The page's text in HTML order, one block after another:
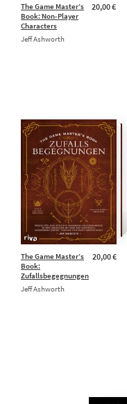
20,00 €
The Game Master’s
Book: Non-Player
Characters
Jeff Ashworth
20,00 €
The Game Master’s
Book:
Zufallsbegegnungen
Jeff Ashworth